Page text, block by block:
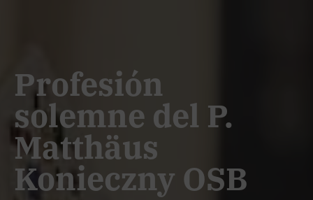
Profesión
solemne del P.
Matthäus
Konieczny OSB